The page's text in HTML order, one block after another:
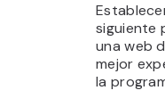
siguiente
una web
mejor
la